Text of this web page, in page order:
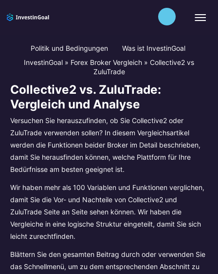
Politik und Bedingungen
Was ist InvestinGoal
InvestinGoal » Forex Broker Vergleich » Collective2 vs
ZuluTrade
Collective2 vs. ZuluTrade:
Vergleich und Analyse
Versuchen Sie herauszufinden, ob Sie Collective2 oder
ZuluTrade verwenden sollen? In diesem Vergleichsartikel
werden die Funktionen beider Broker im Detail beschrieben,
damit Sie herausfinden können, welche Plattform für Ihre
Bedürfnisse am besten geeignet ist.
Wir haben mehr als 100 Variablen und Funktionen verglichen,
damit Sie die Vor- und Nachteile von Collective2 und
ZuluTrade Seite an Seite sehen können. Wir haben die
Vergleiche in eine logische Struktur eingeteilt, damit Sie sich
leicht zurechtfinden.
Blättern Sie den gesamten Beitrag durch oder verwenden Sie
das Schnellmenü, um zu dem entsprechenden Abschnitt zu